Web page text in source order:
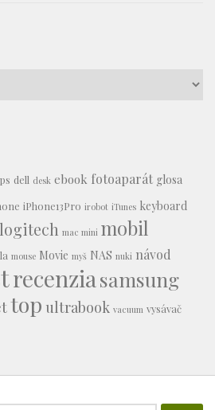
dell desk ebook fotoaparát glosa
iPhone13Pro irobot iTunes keyboard
logitech mac mini mobil
mouse Movie myš NAS nuki návod
recenziasamsung
top ultrabook vacuum vysávač